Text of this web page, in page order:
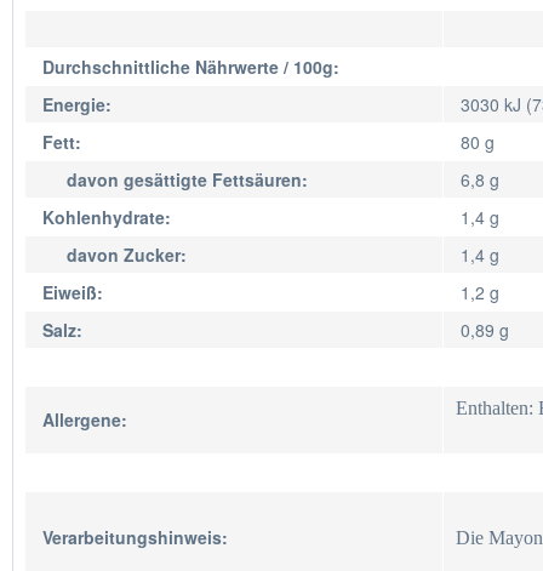
Durchschnittliche Nährwerte / 100g:
Energie:
3030 kJ
Fett:
80 g
davon gesättigte Fettsäuren:
6,8 g
Kohlenhydrate:
1,4 g
davon Zucker:
1,4 g
Eiweiß:
1,2 g
Salz:
0,89 g
Allergene: Enthalten:
Verarbeitungshinweis: Die